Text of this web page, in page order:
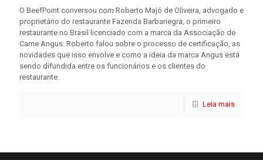
O BeefPoint conversou com Roberto Majó de Oliveira, advogado e
proprietário do restaurante Fazenda Barbanegra, o primeiro
restaurante no Brasil licenciado com a marca da Associação de
Carne Angus. Roberto falou sobre o processo de certificação, as
novidades que isso envolve e como a ideia da marca Angus está
sendo difundida entre os funcionários e os clientes do
restaurante.
Leia mais